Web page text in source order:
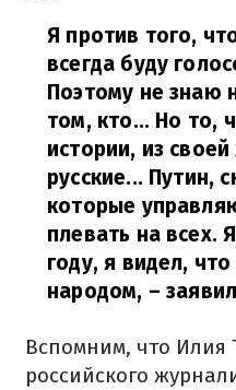
Я против того,
всегда буду
Поэтому не знаю
том, кто... Но то,
истории, из
русские... Путин,
которые
плевать на всех.
году, я видел,
народом, –
Вспомним, что Илия
российского